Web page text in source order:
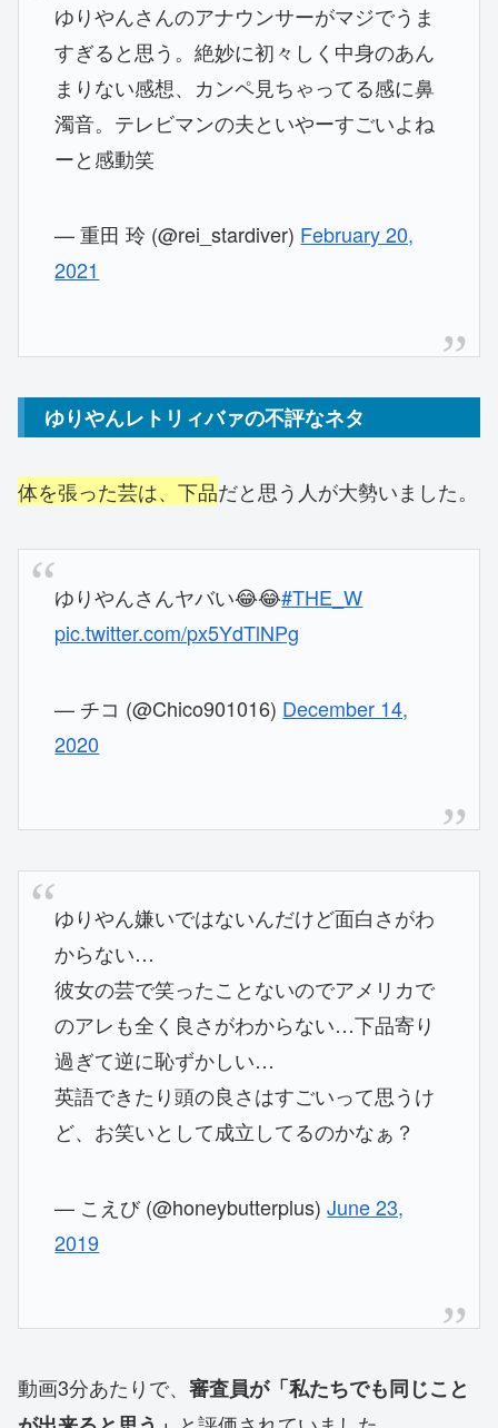
ゆりやんさんのアナウンサーがマジでうま
すぎると思う。絶妙に初々しく中身のあん
まりない感想、カンペ見ちゃってる感に鼻
濁音。テレビマンの夫といやーすごいよね
ーと感動笑
— 重田 玲 (@rei_stardiver) February 20,
2021
ゆりやんレトリィバァの不評なネタ
体を張った芸は、下品だと思う人が大勢いました。
ゆりやんさんヤバい😂😂#THE_W
pic.twitter.com/px5YdTlNPg
— チコ (@Chico901016) December 14,
2020
ゆりやん嫌いではないんだけど面白さがわ
からない…
彼女の芸で笑ったことないのでアメリカで
のアレも全く良さがわからない…下品寄り
過ぎて逆に恥ずかしい…
英語できたり頭の良さはすごいって思うけ
ど、お笑いとして成立してるのかなぁ？
— こえび (@honeybutterplus)June 23,
2019
動画3分あたりで、 審査員が「私たちでも同じこと